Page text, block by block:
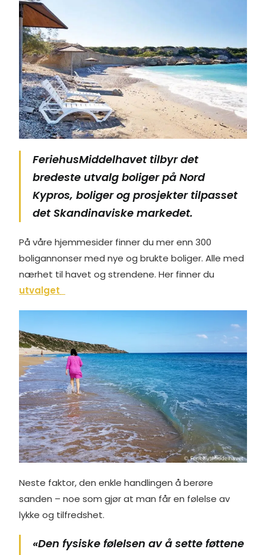
FeriehusMiddelhavet tilbyr det
bredeste utvalg boliger på Nord
Kypros, boliger og prosjekter tilpasset
det Skandinaviske markedet.
På våre hjemmesider finner du mer enn 300
boligannonser med nye og brukte boliger. Alle med
nærhet til havet og strendene. Her finner du
utvalget
Neste faktor, den enkle handlingen å berøre
sanden – noe som gjør at man får en følelse av
lykke og tilfredshet.
«Den fysiske følelsen av å sette føttene